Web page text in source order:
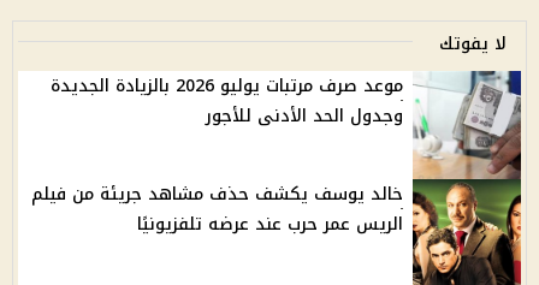
لا يفوتك
موعد صرف مرتبات يوليو 2026 بالزيادة الجديدة
وجدول الحد الأدنى للأجور
خالد يوسف يكشف حذف مشاهد جريئة من فيلم
الريس عمر حرب عند عرضه تلفزيونيًا